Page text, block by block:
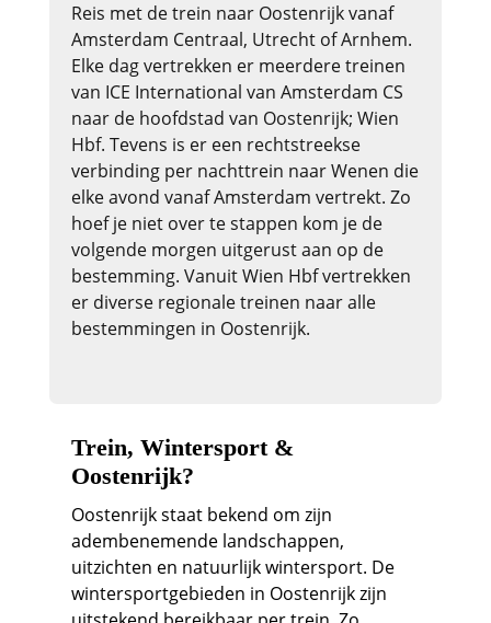
Reis met de trein naar Oostenrijk vanaf
Amsterdam Centraal, Utrecht of Arnhem.
Elke dag vertrekken er meerdere treinen
van ICE International van Amsterdam CS
naar de hoofdstad van Oostenrijk; Wien
Hbf. Tevens is er een rechtstreekse
verbinding per nachttrein naar Wenen die
elke avond vanaf Amsterdam vertrekt. Zo
hoef je niet over te stappen kom je de
volgende morgen uitgerust aan op de
bestemming. Vanuit Wien Hbf vertrekken
er diverse regionale treinen naar alle
bestemmingen in Oostenrijk.
Trein, Wintersport &
Oostenrijk?
Oostenrijk staat bekend om zijn
adembenemende landschappen,
uitzichten en natuurlijk wintersport. De
wintersportgebieden in Oostenrijk zijn